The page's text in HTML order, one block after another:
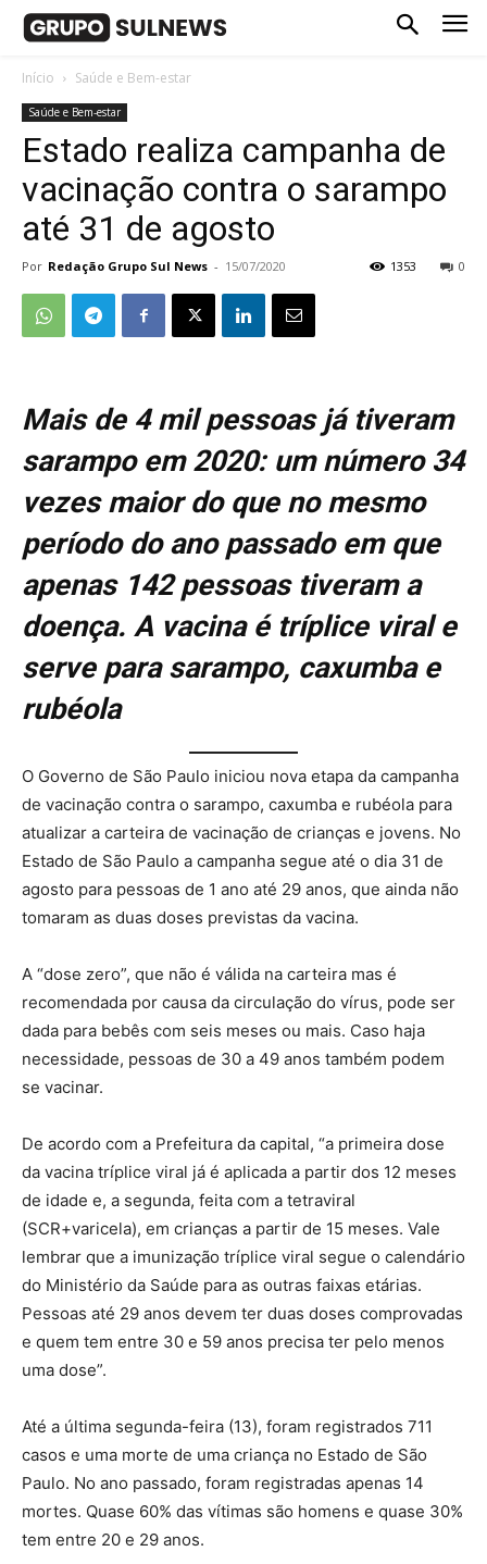
Início Saúde e Bem-estar
Saúde e Bem-estar
Estado realiza campanha de
vacinação contra o sarampo
até 31 de agosto
Por Redação Grupo Sul News - 15/07/2020 0
1353
Mais de 4 mil pessoas já tiveram
sarampo em 2020: um número 34
vezes maior do que no mesmo
período do ano passado em que
apenas 142 pessoas tiveram a
doença. A vacina é tríplice viral e
serve para sarampo, caxumba e
rubéola
O Governo de São Paulo iniciou nova etapa da campanha
de vacinação contra o sarampo, caxumba e rubéola para
atualizar a carteira de vacinação de crianças e jovens. No
Estado de São Paulo a campanha segue até o dia 31 de
agosto para pessoas de 1 ano até 29 anos, que ainda não
tomaram as duas doses previstas da vacina.
A “dose zero”, que não é válida na carteira mas é
recomendada por causa da circulação do vírus, pode ser
dada para bebês com seis meses ou mais. Caso haja
necessidade, pessoas de 30 a 49 anos também podem
se vacinar.
De acordo com a Prefeitura da capital, “a primeira dose
da vacina tríplice viral já é aplicada a partir dos 12 meses
de idade e, a segunda, feita com a tetraviral
(SCR+varicela), em crianças a partir de 15 meses. Vale
lembrar que a imunização tríplice viral segue o calendário
do Ministério da Saúde para as outras faixas etárias.
Pessoas até 29 anos devem ter duas doses comprovadas
e quem tem entre 30 e 59 anos precisa ter pelo menos
uma dose”.
Até a última segunda-feira (13), foram registrados 711
casos e uma morte de uma criança no Estado de São
Paulo. No ano passado, foram registradas apenas 14
mortes. Quase 60% das vítimas são homens e quase 30%
tem entre 20 e 29 anos.